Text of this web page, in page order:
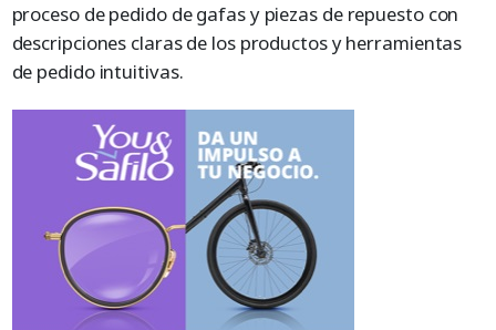
proceso de pedido de gafas y piezas de repuesto con
descripciones claras de los productos y herramientas
de pedido intuitivas.